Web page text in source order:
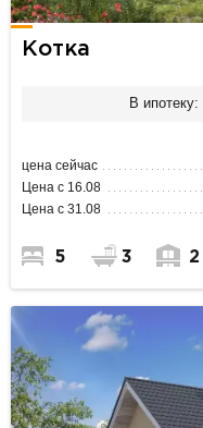
Котка
В ипотеку:
цена сейчас
Цена с 16.08
Цена с 31.08
5 3 2